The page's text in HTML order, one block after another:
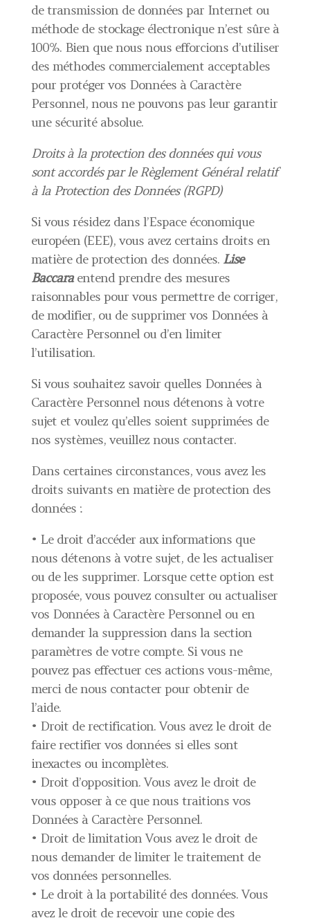
de transmission de données par Internet ou
méthode de stockage électronique n’est sûre à
100%. Bien que nous nous efforcions d’utiliser
des méthodes commercialement acceptables
pour protéger vos Données à Caractère
Personnel, nous ne pouvons pas leur garantir
une sécurité absolue.
Droits à la protection des données qui vous
sont accordés par le Règlement Général relatif
à la Protection des Données (RGPD)
Si vous résidez dans l’Espace économique
européen (EEE), vous avez certains droits en
matière de protection des données. Lise
Baccaraentend prendre des mesures
raisonnables pour vous permettre de corriger,
de modifier, ou de supprimer vos Données à
Caractère Personnel ou d’en limiter
l’utilisation.
Si vous souhaitez savoir quelles Données à
Caractère Personnel nous détenons à votre
sujet et voulez qu’elles soient supprimées de
nos systèmes, veuillez nous contacter.
Dans certaines circonstances, vous avez les
droits suivants en matière de protection des
données :
• Le droit d’accéder aux informations que
nous détenons à votre sujet, de les actualiser
ou de les supprimer. Lorsque cette option est
proposée, vous pouvez consulter ou actualiser
vos Données à Caractère Personnel ou en
demander la suppression dans la section
paramètres de votre compte. Si vous ne
pouvez pas effectuer ces actions vous-même,
merci de nous contacter pour obtenir de
l’aide.
• Droit de rectification. Vous avez le droit de
faire rectifier vos données si elles sont
inexactes ou incomplètes.
• Droit d’opposition. Vous avez le droit de
vous opposer à ce que nous traitions vos
Données à Caractère Personnel.
• Droit de limitation Vous avez le droit de
nous demander de limiter le traitement de
vos données personnelles.
• Le droit à la portabilité des données. Vous
avez le droit de recevoir une copie des